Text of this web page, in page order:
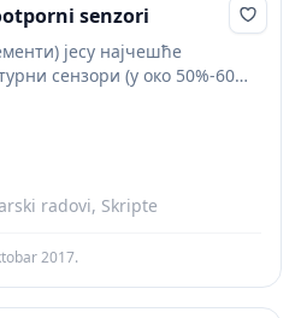
senzori
јесу најчешће
сензори (у окo 50%-60%
појединих типова
ниске цене.
radovi, Skripte
2017.